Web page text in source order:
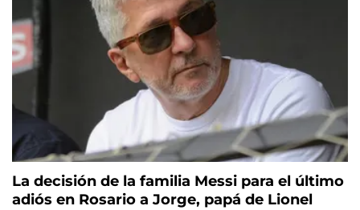
La decisión de la familia Messi para el último
adiós en Rosario a Jorge, papá de Lionel